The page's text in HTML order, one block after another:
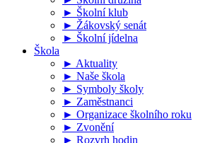
► Školní klub
► Žákovský senát
► Školní jídelna
Škola
► Aktuality
► Naše škola
► Symboly školy
► Zaměstnanci
► Organizace školního roku
► Zvonění
► Rozvrh hodin